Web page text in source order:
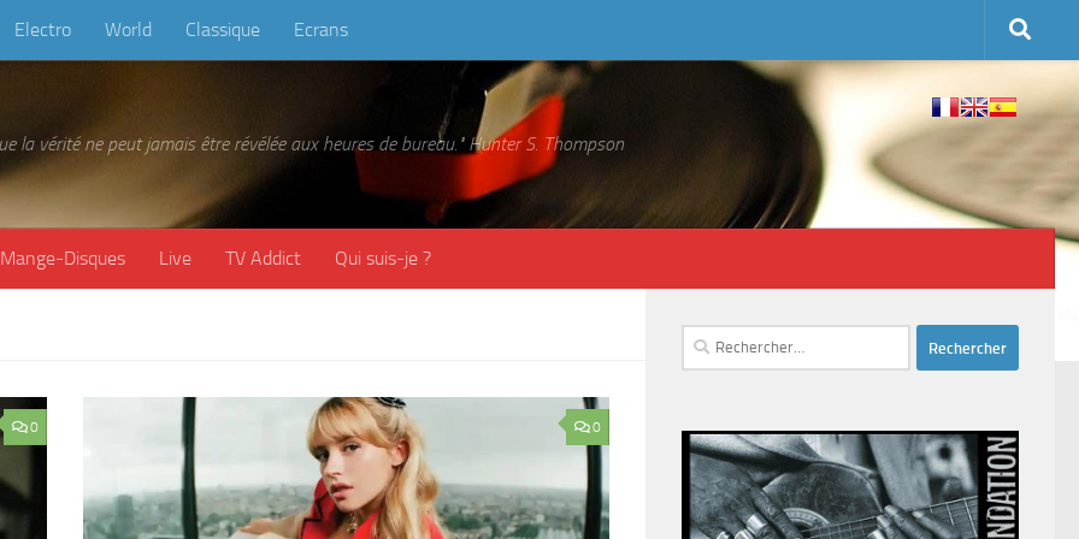
Electro World Classique Ecrans
la vérité ne peut jamais être révélée aux heures de bureau." Hunter S. Thompson
Mange-Disques Live TV Addict Qui suis-je ?
0 0
Rechercher :